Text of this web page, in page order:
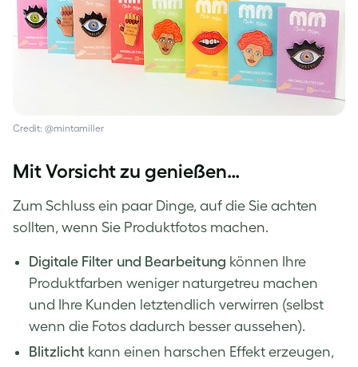
Credit: @mintamiller
Mit Vorsicht zu genießen…
Zum Schluss ein paar Dinge, auf die Sie achten
sollten, wenn Sie Produktfotos machen.
Digitale Filter und Bearbeitung können Ihre
Produktfarben weniger naturgetreu machen
und Ihre Kunden letztendlich verwirren (selbst
wenn die Fotos dadurch besser aussehen).
Blitzlicht kann einen harschen Effekt erzeugen,